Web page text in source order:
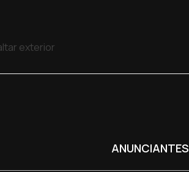
exterior
ANUNCIANTES